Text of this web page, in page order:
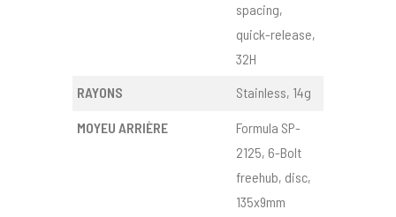
spacing,
quick-release,
32H
RAYONS
Stainless, 14g
MOYEU ARRIÈRE
Formula SP-
2125, 6-Bolt
freehub, disc,
135x9mm